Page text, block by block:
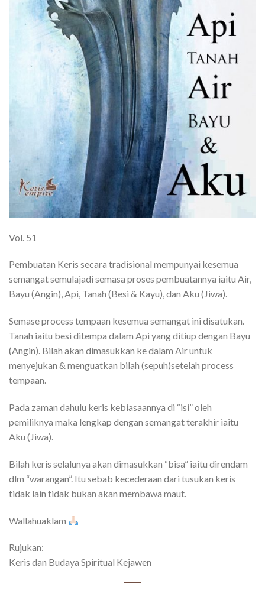
Vol. 51
Pembuatan Keris secara tradisional mempunyai kesemua
semangat semulajadi semasa proses pembuatannya iaitu Air,
Bayu (Angin), Api, Tanah (Besi & Kayu), dan Aku (Jiwa).
Semase process tempaan kesemua semangat ini disatukan.
Tanah iaitu besi ditempa dalam Api yang ditiup dengan Bayu
(Angin). Bilah akan dimasukkan ke dalam Air untuk
menyejukan & menguatkan bilah (sepuh)setelah process
tempaan.
Pada zaman dahulu keris kebiasaannya di “isi” oleh
pemiliknya maka lengkap dengan semangat terakhir iaitu
Aku (Jiwa).
Bilah keris selalunya akan dimasukkan “bisa” iaitu direndam
dlm “warangan”. Itu sebab kecederaan dari tusukan keris
tidak lain tidak bukan akan membawa maut.
Wallahuaklam
Rujukan:
Keris dan Budaya Spiritual Kejawen